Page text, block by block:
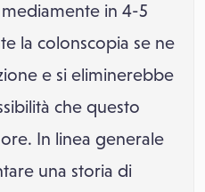
in 4-5
la colonscopia se ne
e si eliminerebbe
che questo
In linea generale
una storia di